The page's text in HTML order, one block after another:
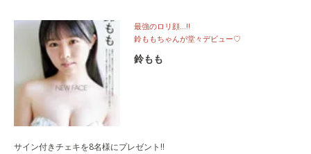
最強のロリ顔…‼
鈴ももちゃんが堂々デビュー♡
鈴もも
サイン付きチェキを8名様にプレゼント‼